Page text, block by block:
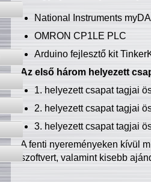
National Instruments
OMRON CP1LE PLC
Arduino fejlesztő kit
Az első három helyezett
1. helyezett csapat tagjai
2. helyezett csapat tagjai
3. helyezett csapat tagjai
A fenti nyereményeken kívül
szoftvert, valamint kisebb